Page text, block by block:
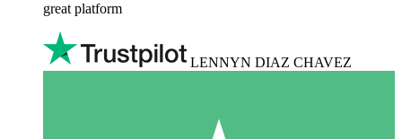
great platform
LENNYN DIAZ CHAVEZ